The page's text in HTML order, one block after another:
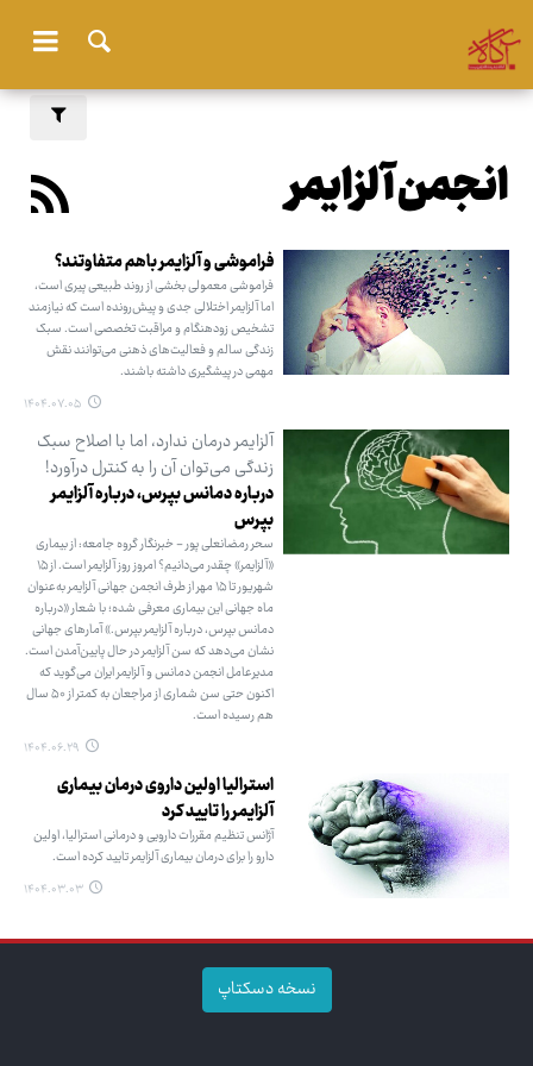
انجمن آلزایمر
فراموشی و آلزایمر باهم متفاوتند؟
فراموشی معمولی بخشی از روند طبیعی پیری است،
اما آلزایمر اختلالی جدی و پیش‌رونده است که نیازمند
تشخیص زودهنگام و مراقبت تخصصی است. سبک
زندگی سالم و فعالیت‌های ذهنی می‌توانند نقش
مهمی در پیشگیری داشته باشند.
۱۴۰۴.۰۷.۰۵
آلزایمر درمان ندارد، اما با اصلاح سبک
زندگی می‌توان آن را به کنترل درآورد!
درباره دمانس بپرس، درباره آلزایمر
بپرس
سحر رمضانعلی پور - خبرنگار گروه جامعه: از بیماری
«آلزایمر» چقدر می‌دانیم؟ امروز روز آلزایمر است. از ۱۵
شهریور تا ۱۵ مهر از طرف انجمن جهانی آلزایمر به‌عنوان
ماه جهانی این بیماری معرفی شده؛ با شعار «درباره
دمانس بپرس، درباره آلزایمر بپرس.» آمارهای جهانی
نشان می‌دهد که سن آلزایمر در حال پایین‌آمدن است.
مدیرعامل انجمن دمانس و آلزایمر ایران می‌گوید که
اکنون حتی سن شماری از مراجعان به کمتر از ۵۰ سال
هم رسیده است.
۱۴۰۴.۰۶.۲۹
استرالیا اولین داروی درمان بیماری
آلزایمر را تایید کرد
آژانس تنظیم مقررات دارویی و درمانی استرالیا، اولین
دارو را برای درمان بیماری آلزایمر تایید کرده است.
۱۴۰۴.۰۳.۰۳
نسخه دسکتاپ